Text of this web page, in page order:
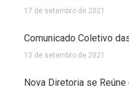
17 de setembro de 2021
Comunicado Coletivo
13 de setembro de 2021
Nova Diretoria se Reúne